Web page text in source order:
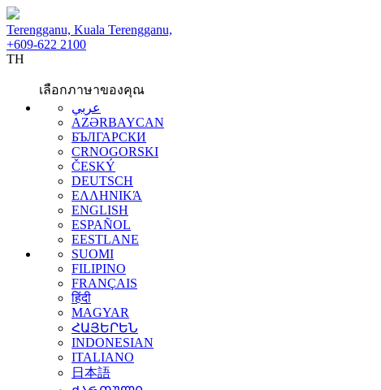
Terengganu, Kuala Terengganu,
+609-622 2100
TH
เลือกภาษาของคุณ
عربي
AZƏRBAYCAN
БЪЛГАРСКИ
CRNOGORSKI
ČESKÝ
DEUTSCH
ΕΛΛΗΝΙΚΆ
ENGLISH
ESPAÑOL
EESTLANE
SUOMI
FILIPINO
FRANÇAIS
हिंदी
MAGYAR
ՀԱՅԵՐԵՆ
INDONESIAN
ITALIANO
日本語